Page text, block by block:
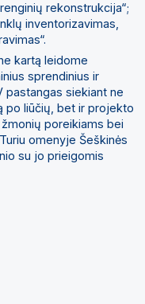
rekonstrukcija“;
inventorizavimas,
kartą leidome
sprendinius ir
pastangas siekiant ne
po liūčių, bet ir projekto
poreikiams bei
omenyje Šeškinės
su jo prieigomis